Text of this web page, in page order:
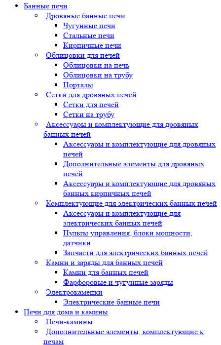
Банные печи
Дровяные банные печи
Чугунные печи
Стальные печи
Кирпичные печи
Облицовки для печей
Облицовки на печь
Облицовки на трубу
Порталы
Сетки для дровяных печей
Сетки для печей
Сетки на трубу
Аксессуары и комплектующие для дровяных
банных печей
Аксессуары и комплектующие для дровяных
печей
Дополнительные элементы для дровяных
печей
Аксессуары и комплектующие для дровяных
банных кирпичных печей
Комплектующие для электрических банных печей
Аксессуары и комплектующие для
электрических банных печей
Пульты управления, блоки мощности,
датчики
Запчасти для электрических банных печей
Камни и заряды для банных печей
Камни для банных печей
Фарфоровые и чугунные заряды
Электрокаменки
Электрические банные печи
Печи для дома и камины
Печи-камины
Дополнительные элементы, комплектующие к
печам